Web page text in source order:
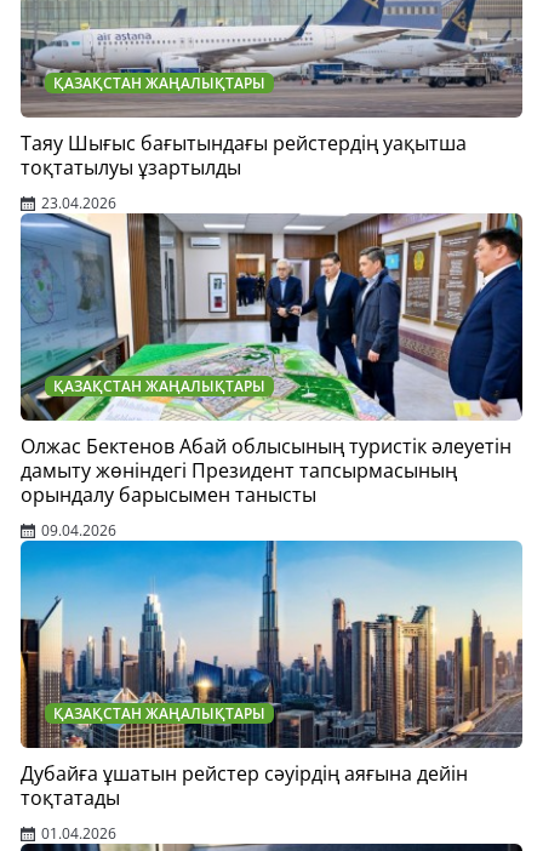
ҚАЗАҚСТАН ЖАҢАЛЫҚТАРЫ
Таяу Шығыс бағытындағы рейстердің уақытша
тоқтатылуы ұзартылды
23.04.2026
ҚАЗАҚСТАН ЖАҢАЛЫҚТАРЫ
Олжас Бектенов Абай облысының туристік әлеуетін
дамыту жөніндегі Президент тапсырмасының
орындалу барысымен танысты
09.04.2026
ҚАЗАҚСТАН ЖАҢАЛЫҚТАРЫ
Дубайға ұшатын рейстер сәуірдің аяғына дейін
тоқтатады
01.04.2026